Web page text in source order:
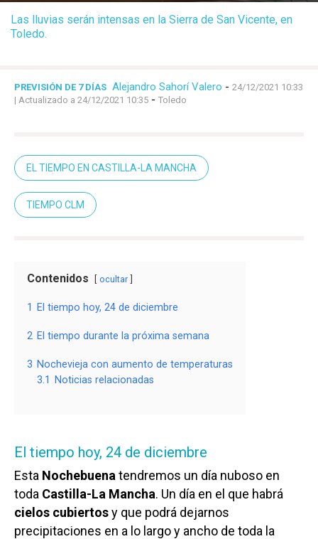
Las lluvias serán intensas en la Sierra de San Vicente, en
Toledo.
PREVISIÓN DE 7 DÍAS Alejandro Sahorí Valero - 24/12/2021 10:33
| Actualizado a 24/12/2021 10:35 - Toledo
EL TIEMPO EN CASTILLA-LA MANCHA
TIEMPO CLM
Contenidos ocultar
1 El tiempo hoy, 24 de diciembre
2 El tiempo durante la próxima semana
3 Nochevieja con aumento de temperaturas
3.1
Noticias relacionadas
El tiempo hoy, 24 de diciembre
Esta Nochebuena tendremos un día nuboso en
toda Castilla-La Mancha. Un día en el que habrá
cielos cubiertosy que podrá dejarnos
precipitaciones en a lo largo y ancho de toda la